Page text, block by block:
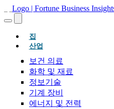
집(현재의)
산업
보건 의료
화학 및 재료
정보기술
기계 장비
에너지 및 전력